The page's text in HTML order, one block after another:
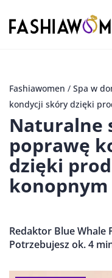
Fashiawomen / Spa w
kondycji skóry dzięki
Naturalne
poprawę
dzięki
konopnym
Redaktor Blue Whale
Potrzebujesz ok. 4